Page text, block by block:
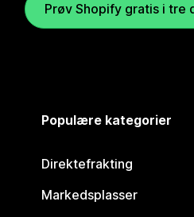
Prøv Shopify gratis i tre
Populære kategorier
Direktefrakting
Markedsplasser